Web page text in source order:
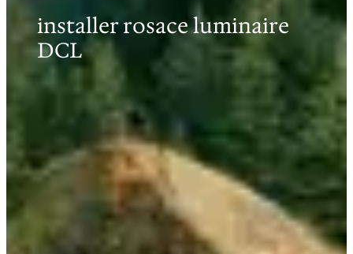
installer rosace luminaire
DCL